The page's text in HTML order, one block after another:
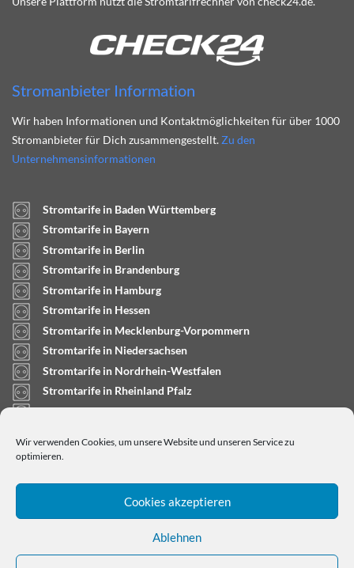
Wir verwenden Cookies, um unsere Website und unseren Service zu
optimieren.
Cookies akzeptieren
Ablehnen
Stromanbieter Information
Wir haben Informationen und Kontaktmöglichkeiten für über 1000
Stromanbieter für Dich zusammengestellt. Zu den
Unternehmensinformationen
Stromtarife in Baden Württemberg
Stromtarife in Bayern
Stromtarife in Berlin
Stromtarife in Brandenburg
Stromtarife in Hamburg
Stromtarife in Hessen
Stromtarife in Mecklenburg-Vorpommern
Stromtarife in Niedersachsen
Stromtarife in Nordrhein-Westfalen
Stromtarife in Rheinland Pfalz
Stromtarife in Saarland
Stromtarife in Schleswig-Holstein